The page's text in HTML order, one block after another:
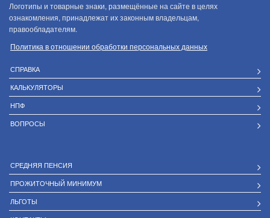
Логотипы и товарные знаки, размещённые на сайте в целях
ознакомления, принадлежат их законным владельцам,
правообладателям.
Политика в отношении обработки персональных данных
СПРАВКА
КАЛЬКУЛЯТОРЫ
НПФ
ВОПРОСЫ
СРЕДНЯЯ ПЕНСИЯ
ПРОЖИТОЧНЫЙ МИНИМУМ
ЛЬГОТЫ